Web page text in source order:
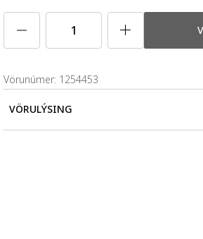
Vörunúmer: 1254453
VÖRULÝSING